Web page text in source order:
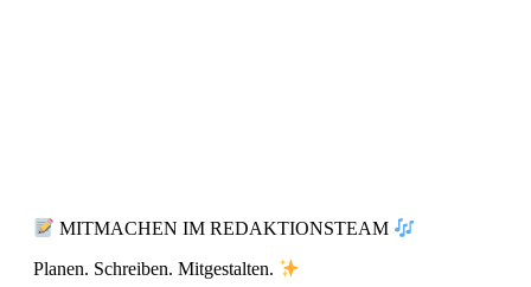
MITMACHEN IM REDAKTIONSTEAM
Planen. Schreiben. Mitgestalten.